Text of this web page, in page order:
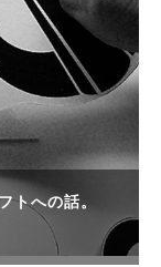
トへの話。